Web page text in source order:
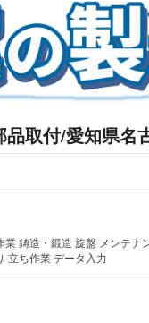
品取付/愛知県名
鋳造・鍛造 旋盤 メンテナ
立ち作業 データ入力